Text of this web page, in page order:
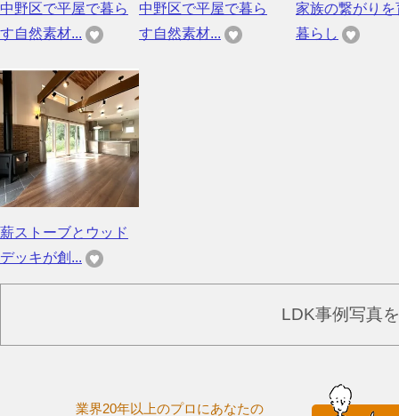
中野区で平屋で暮ら
す自然素材...
中野区で平屋で暮ら
す自然素材...
家族の繋がりを
暮らし
薪ストーブとウッド
デッキが創...
LDK事例写真
業界20年以上のプロにあなたの